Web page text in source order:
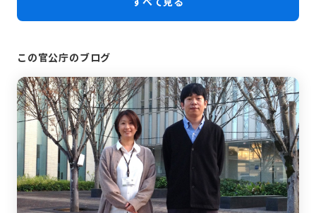
この官公庁のブログ